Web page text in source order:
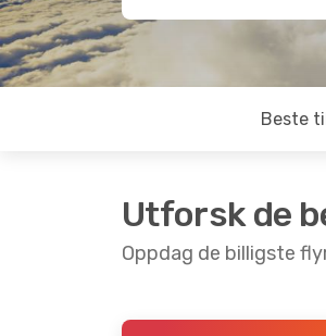
Beste
Utforsk de
Oppdag de billigste